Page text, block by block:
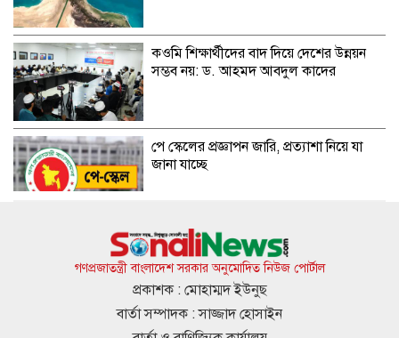
কওমি শিক্ষার্থীদের বাদ দিয়ে দেশের উন্নয়ন
সম্ভব নয়: ড. আহমদ আবদুল কাদের
পে স্কেলের প্রজ্ঞাপন জারি, প্রত্যাশা নিয়ে যা
জানা যাচ্ছে
আত্মঘাতী বোমা হামলায় মেসিকে উড়িয়ে
দেওয়ার হুমকি
সারাদেশে হাম ও উপসর্গে আরও ৪ শিশুর
গণপ্রজাতন্ত্রী বাংলাদেশ সরকার অনুমোদিত নিউজ পোর্টাল
প্রকাশক : মোহাম্মদ ইউনুছ
বার্তা সম্পাদক : সাজ্জাদ হোসাইন